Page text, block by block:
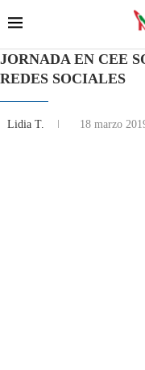
JORNADA EN CEE
REDES SOCIALES
Lidia T. 18 marzo